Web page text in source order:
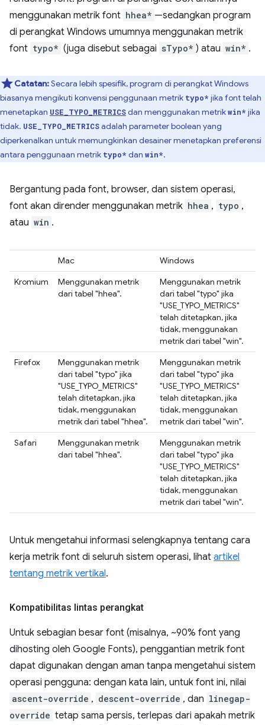
menggunakan metrik font hhea* —sedangkan program
di perangkat Windows umumnya menggunakan metrik
font typo* (juga disebut sebagai sTypo* ) atau win* .
Catatan:Secara lebih spesifik, program di perangkat Windows
biasanya mengikuti konvensi penggunaan metrik typo* jika font telah
menetapkan USE_TYPO_METRICSdan menggunakan metrikwin* jika
tidak. USE_TYPO_METRICSadalah parameter boolean yang
diperkenalkan untuk memungkinkan desainer menetapkan preferensi
antara penggunaan metrik typo* dan win*.
Bergantung pada font, browser, dan sistem operasi,
font akan dirender menggunakan metrik hhea , typo ,
atau win .
Mac
Windows
Kromium
Menggunakan metrik
dari tabel "hhea".
Menggunakan metrik
dari tabel "typo" jika
"USE_TYPO_METRICS"
telah ditetapkan, jika
tidak, menggunakan
metrik dari tabel "win".
Firefox
Menggunakan metrik
dari tabel "typo" jika
"USE_TYPO_METRICS"
telah ditetapkan, jika
tidak, menggunakan
metrik dari tabel "hhea".
Menggunakan metrik
dari tabel "typo" jika
"USE_TYPO_METRICS"
telah ditetapkan, jika
tidak, menggunakan
metrik dari tabel "win".
Safari
Menggunakan metrik
dari tabel "hhea".
Menggunakan metrik
dari tabel "typo" jika
"USE_TYPO_METRICS"
telah ditetapkan, jika
tidak, menggunakan
metrik dari tabel "win".
Untuk mengetahui informasi selengkapnya tentang cara
kerja metrik font di seluruh sistem operasi, lihat artikel
tentang metrik vertikal.
Kompatibilitas lintas perangkat
Untuk sebagian besar font (misalnya, ~90% font yang
dihosting oleh Google Fonts), penggantian metrik font
dapat digunakan dengan aman tanpa mengetahui sistem
operasi pengguna: dengan kata lain, untuk font ini, nilai
ascent-override , descent-override , dan linegap-
override tetap sama persis, terlepas dari apakah metrik